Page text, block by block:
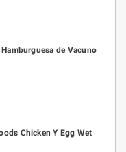
de Vacuno
Chicken Y Egg Wet